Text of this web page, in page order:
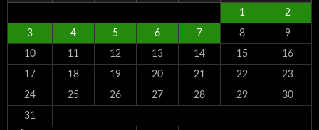
1 2
3 4 5 6 7 8 9
10 11 12 13 14 15 16
17 18 19 20 21 22 23
24 25 26 27 28 29 30
31